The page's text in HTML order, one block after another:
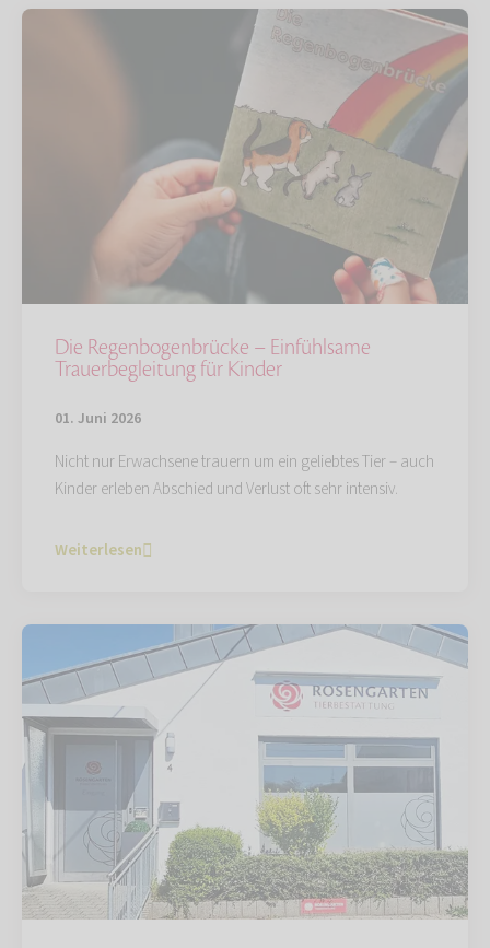
Die Regenbogenbrücke – Einfühlsame
Trauerbegleitung für Kinder
01. Juni 2026
Nicht nur Erwachsene trauern um ein geliebtes Tier – auch
Kinder erleben Abschied und Verlust oft sehr intensiv.
Weiterlesen